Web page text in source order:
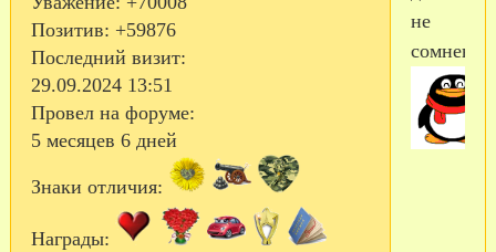
Позитив: +59876
Последний визит:
29.09.2024 13:51
Провел на форуме:
5 месяцев 6 дней
Знаки отличия:
Награды:
не